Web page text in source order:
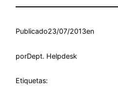
Publicado23/07/2013en
porDept. Helpdesk
Etiquetas: